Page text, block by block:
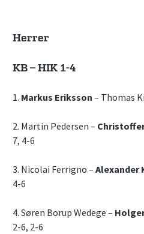
Herrer
KB – HIK 1-4
1. Markus Eriksson – Thomas
2. Martin Pedersen –
7, 4-6
3. Nicolai Ferrigno – Alexander
4-6
4. Søren Borup Wedege –
2-6, 2-6